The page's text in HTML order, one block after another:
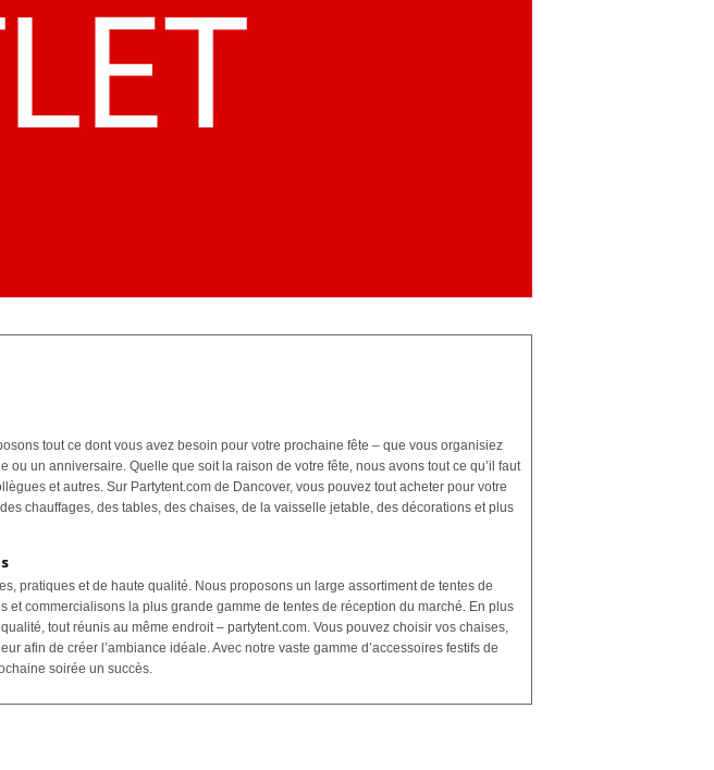
tout ce dont vous avez besoin pour votre prochaine fête – que vous organisiez
un anniversaire. Quelle que soit la raison de votre fête, nous avons tout ce qu’il faut
et autres. Sur Partytent.com de Dancover, vous pouvez tout acheter pour votre
chauffages, des tables, des chaises, de la vaisselle jetable, des décorations et plus
pratiques et de haute qualité. Nous proposons un large assortiment de tentes de
commercialisons la plus grande gamme de tentes de réception du marché. En plus
tout réunis au même endroit – partytent.com. Vous pouvez choisir vos chaises,
afin de créer l’ambiance idéale. Avec notre vaste gamme d’accessoires festifs de
soirée un succès.